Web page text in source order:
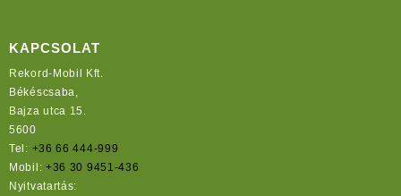
KAPCSOLAT
Rekord-Mobil Kft.
Békéscsaba,
Bajza utca 15.
5600
Tel: +36 66 444-999
Mobil: +36 30 9451-436
Nyitvatartás: